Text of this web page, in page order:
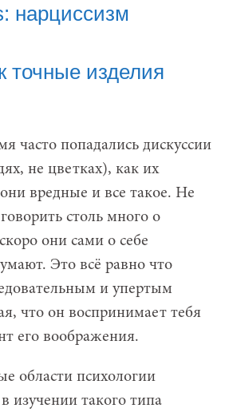
нарциссизм
точные изделия
часто попадались дискуссии
не цветках), как их
вредные и все такое. Не
столь много о
они сами о себе
Это всё равно что
и упертым
что он воспринимает тебя
его воображения.
области психологии
изучении такого типа